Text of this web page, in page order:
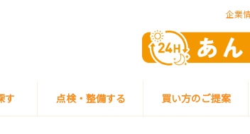
す 点検・整備する 買い方のご提案
企業